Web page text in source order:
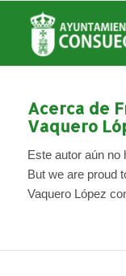
Autor del
Usted está aquí: Inicio /
Acerca de
Vaquero
Este autor aún no
But we are proud
Vaquero López